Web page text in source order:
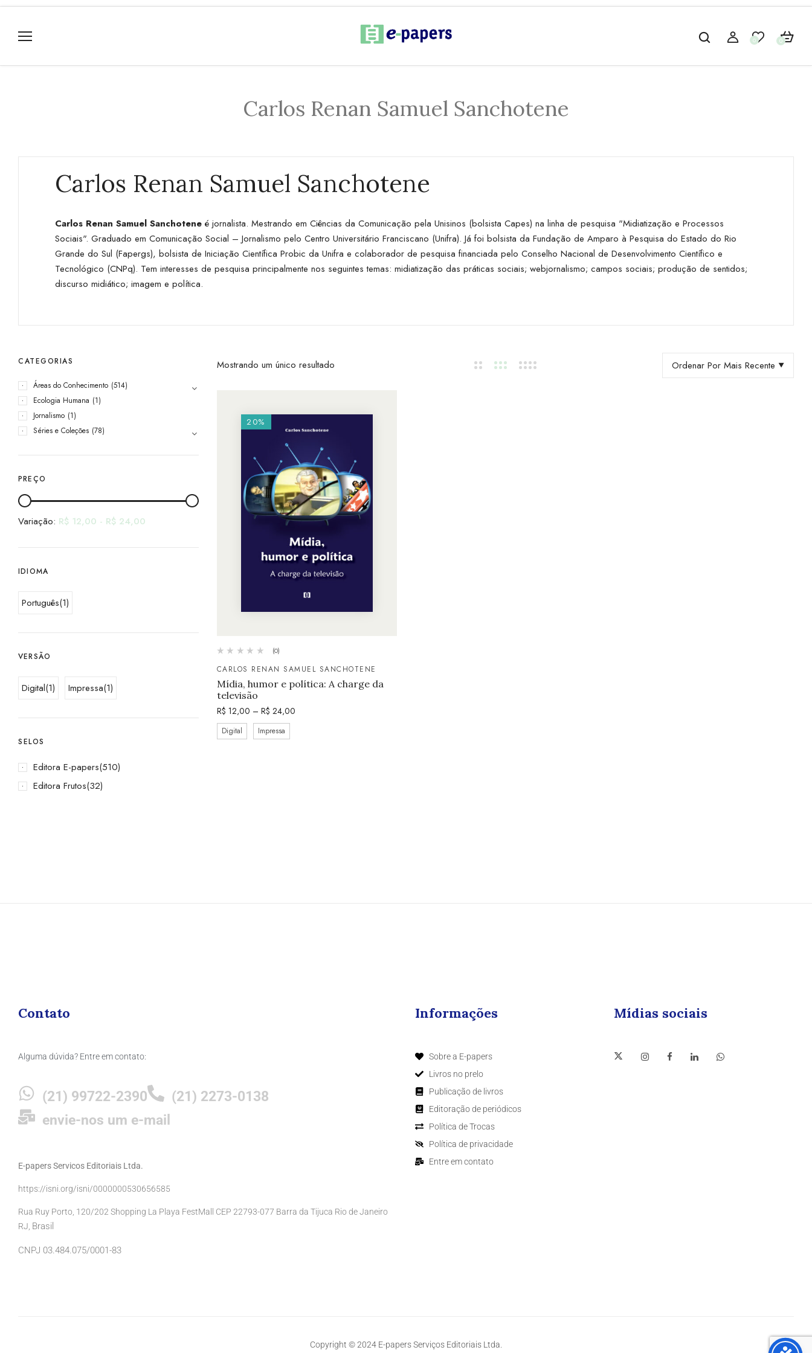
0 0
Carlos Renan Samuel Sanchotene
Carlos Renan Samuel Sanchotene
Carlos Renan Samuel Sanchotene é jornalista. Mestrando em Ciências da Comunicação pela Unisinos (bolsista Capes) na linha de pesquisa "Midiatização e Processos
Sociais". Graduado em Comunicação Social – Jornalismo pelo Centro Universitário Franciscano (Unifra). Já foi bolsista da Fundação de Amparo à Pesquisa do Estado do Rio
Grande do Sul (Fapergs), bolsista de Iniciação Científica Probic da Unifra e colaborador de pesquisa financiada pelo Conselho Nacional de Desenvolvimento Científico e
Tecnológico (CNPq). Tem interesses de pesquisa principalmente nos seguintes temas: midiatização das práticas sociais; webjornalismo; campos sociais; produção de sentidos;
discurso midiático; imagem e política.
CATEGORIAS
Áreas do Conhecimento (514)
Ecologia Humana (1)
Jornalismo (1)
Séries e Coleções (78)
PREÇO
Variação: R$ 12,00 - R$ 24,00
IDIOMA
Português(1)
VERSÃO
Digital(1) Impressa(1)
SELOS
Editora E-papers(510)
Editora Frutos(32)
Mostrando um único resultado Ordenar Por Mais Recente
20%
(0)
CARLOS RENAN SAMUEL SANCHOTENE
Mídia, humor e política: A charge da
televisão
R$ 12,00 – R$ 24,00
Digital Impressa
Contato
Alguma dúvida? Entre em contato:
(21) 99722-2390
(21) 2273-0138
envie-nos um e-mail
E-papers Servicos Editoriais Ltda.
https://isni.org/isni/0000000530656585
Rua Ruy Porto, 120/202 Shopping La Playa FestMall CEP 22793-077 Barra da Tijuca Rio de Janeiro
RJ, Brasil
CNPJ 03.484.075/0001-83
Informações
Sobre a E-papers
Livros no prelo
Publicação de livros
Editoração de periódicos
Política de Trocas
Política de privacidade
Entre em contato
Mídias sociais
Copyright © 2024 E-papers Serviços Editoriais Ltda.